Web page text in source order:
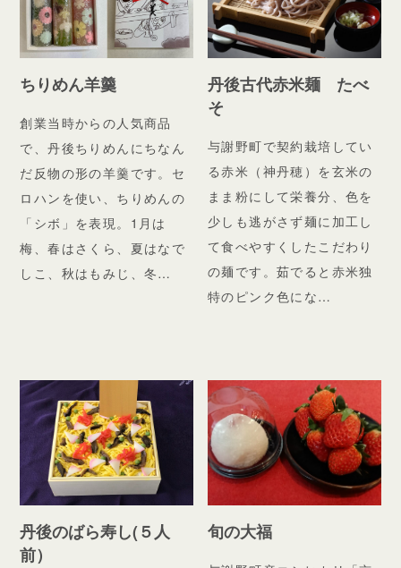
ちりめん羊羹
創業当時からの人気商品
で、丹後ちりめんにちなん
だ反物の形の羊羹です。セ
ロハンを使い、ちりめんの
「シボ」を表現。1月は
梅、春はさくら、夏はなで
しこ、秋はもみじ、冬…
丹後古代赤米麺 たべ
そ
与謝野町で契約栽培してい
る赤米（神丹穂）を玄米の
まま粉にして栄養分、色を
少しも逃がさず麺に加工し
て食べやすくしたこだわり
の麺です。茹でると赤米独
特のピンク色にな…
丹後のばら寿し(５人
前）
旬の大福